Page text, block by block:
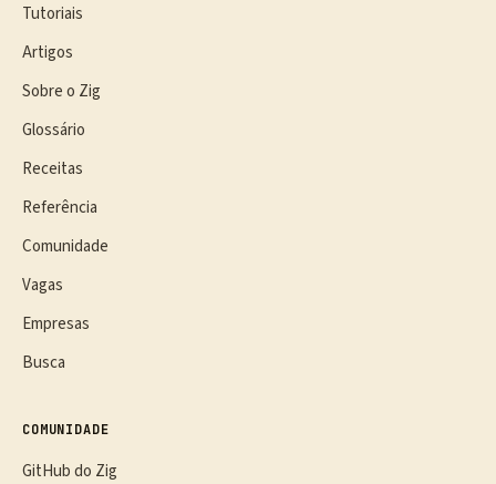
Tutoriais
Artigos
Sobre o Zig
Glossário
Receitas
Referência
Comunidade
Vagas
Empresas
Busca
COMUNIDADE
GitHub do Zig